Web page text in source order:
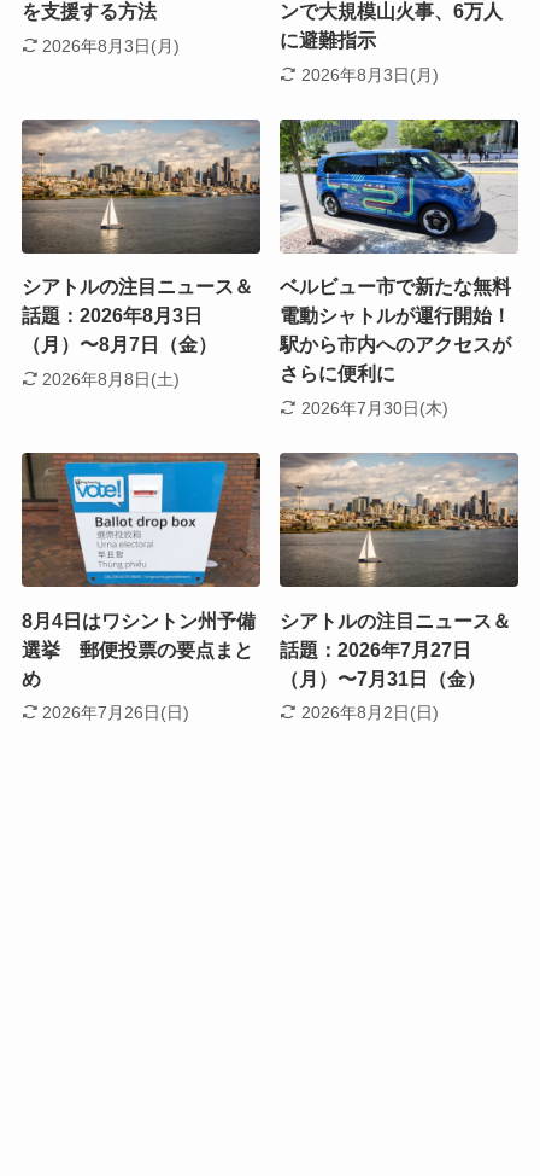
を支援する方法
2026年8月3日(月)
ンで大規模山火事、6万人
に避難指示
2026年8月3日(月)
シアトルの注目ニュース＆
話題：2026年8月3日
（月）〜8月7日（金）
2026年8月8日(土)
ベルビュー市で新たな無料
電動シャトルが運行開始！
駅から市内へのアクセスが
さらに便利に
2026年7月30日(木)
8月4日はワシントン州予備
選挙 郵便投票の要点まと
め
2026年7月26日(日)
シアトルの注目ニュース＆
話題：2026年7月27日
（月）〜7月31日（金）
2026年8月2日(日)